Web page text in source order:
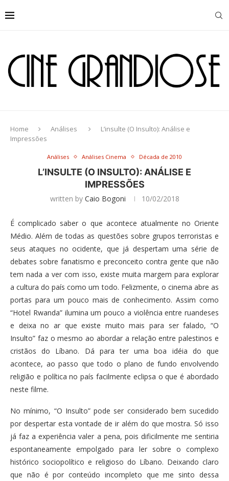
Home Análises
L’insulte (O Insulto): Análise e
Impressões
Análises Análises Cinema Década de 2010
L’INSULTE (O INSULTO): ANÁLISE E
IMPRESSÕES
written by Caio Bogoni 10/02/2018
É complicado saber o que acontece atualmente no Oriente
Médio. Além de todas as questões sobre grupos terroristas e
seus ataques no ocidente, que já despertam uma série de
debates sobre fanatismo e preconceito contra gente que não
tem nada a ver com isso, existe muita margem para explorar
a cultura do país como um todo. Felizmente, o cinema abre as
portas para um pouco mais de conhecimento. Assim como
“Hotel Rwanda” ilumina um pouco a violência entre ruandeses
e deixa no ar que existe muito mais para ser falado, “O
Insulto” faz o mesmo ao abordar a relação entre palestinos e
cristãos do Líbano. Dá para ter uma boa idéia do que
acontece, ao passo que todo o plano de fundo envolvendo
religião e política no país facilmente eclipsa o que é abordado
neste filme.
No mínimo, “O Insulto” pode ser considerado bem sucedido
por despertar esta vontade de ir além do que mostra. Só isso
já faz a experiência valer a pena, pois dificilmente me sentiria
espontaneamente empolgado para ler sobre o complexo
histórico sociopolítico e religioso do Líbano. Deixando claro
que não é por conteúdo incompleto que me sinto dessa